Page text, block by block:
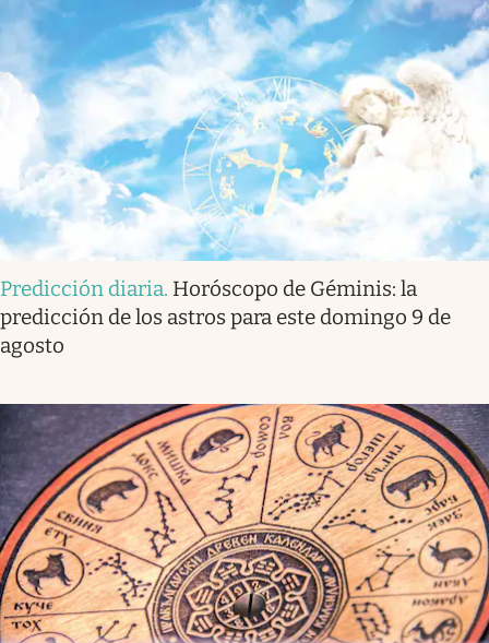
Predicción diaria. Horóscopo de Géminis: la
predicción de los astros para este domingo 9 de
agosto